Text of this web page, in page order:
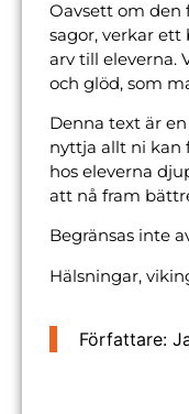
Oavsett om den
sagor, verkar
arv till eleverna.
och glöd, som
Denna text är
nyttja allt ni kan
hos eleverna
att nå fram
Begränsas inte
Hälsningar,
Författare: